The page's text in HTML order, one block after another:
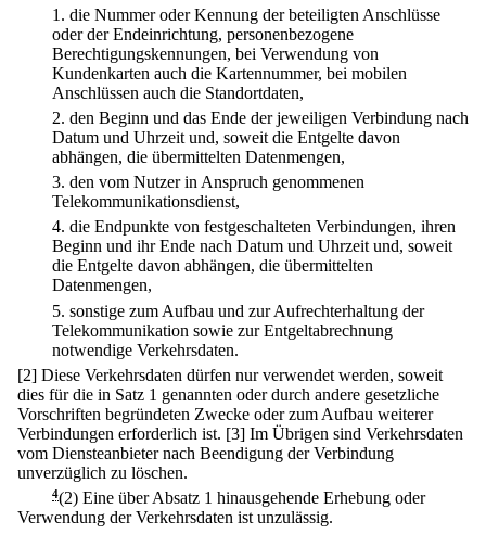
1. die Nummer oder Kennung der beteiligten Anschlüsse
oder der Endeinrichtung, personenbezogene
Berechtigungskennungen, bei Verwendung von
Kundenkarten auch die Kartennummer, bei mobilen
Anschlüssen auch die Standortdaten,
2. den Beginn und das Ende der jeweiligen Verbindung nach
Datum und Uhrzeit und, soweit die Entgelte davon
abhängen, die übermittelten Datenmengen,
3. den vom Nutzer in Anspruch genommenen
Telekommunikationsdienst,
4. die Endpunkte von festgeschalteten Verbindungen, ihren
Beginn und ihr Ende nach Datum und Uhrzeit und, soweit
die Entgelte davon abhängen, die übermittelten
Datenmengen,
5. sonstige zum Aufbau und zur Aufrechterhaltung der
Telekommunikation sowie zur Entgeltabrechnung
notwendige Verkehrsdaten.
[2] Diese Verkehrsdaten dürfen nur verwendet werden, soweit
dies für die in Satz 1 genannten oder durch andere gesetzliche
Vorschriften begründeten Zwecke oder zum Aufbau weiterer
Verbindungen erforderlich ist. [3] Im Übrigen sind Verkehrsdaten
vom Diensteanbieter nach Beendigung der Verbindung
unverzüglich zu löschen.
4(2) Eine über Absatz 1 hinausgehende Erhebung oder
Verwendung der Verkehrsdaten ist unzulässig.